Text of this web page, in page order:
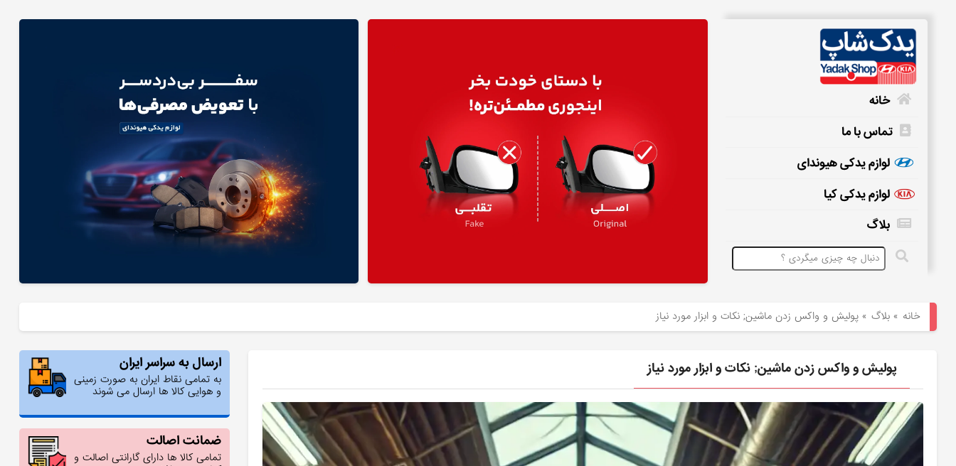
یدکی
هیوندای
خانه
تماس با ما
لوازم یدکی هیوندای
لوازم یدکی کیا
بلاگ
خانه »بلاگ »پولیش و واکس زدن ماشین; نکات و ابزار مورد نیاز
ارسال به سراسر ایران
به تمامی نقاط ایران به صورت زمینی
و هوایی کالا ها ارسال می شوند
ضمانت اصالت
تمامی کالا ها دارای گارانتی اصالت و
پولیش و واکس زدن ماشین; نکات و ابزار مورد نیاز